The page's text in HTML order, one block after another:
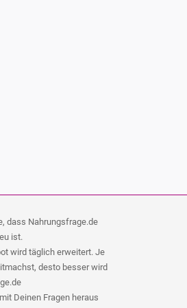
dass Nahrungsfrage.de
ist.
wird täglich erweitert. Je
desto besser wird
Deinen Fragen heraus